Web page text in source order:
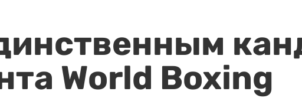
World Boxing